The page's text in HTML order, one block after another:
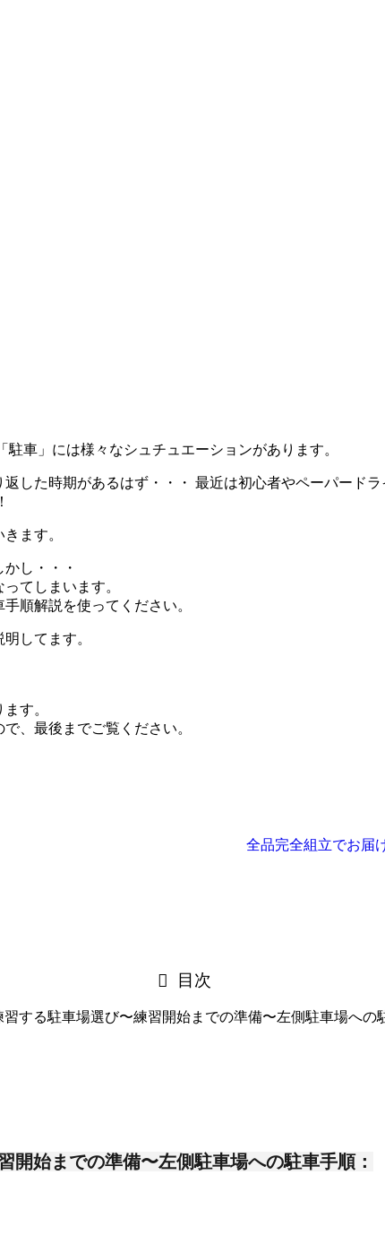
車」 には様々なシュチュエーションがあります。
した時期があるはず・・・ 最近は初心者やペーパード
ます。
し・・・
てしまいます。
順解説を使ってください。
してます。
す。
、最後までご覧ください。
全品完全組立でお届
目次
習する駐車場選び〜練習開始までの準備〜左側駐車場への
開始までの準備〜左側駐車場への駐車手順：